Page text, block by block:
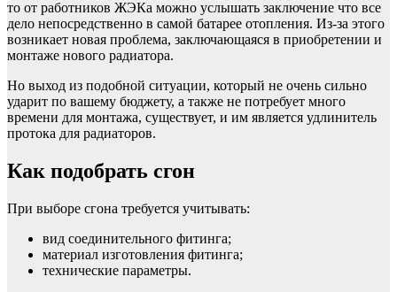
то от работников ЖЭКа можно услышать заключение что все
дело непосредственно в самой батарее отопления. Из-за этого
возникает новая проблема, заключающаяся в приобретении и
монтаже нового радиатора.
Но выход из подобной ситуации, который не очень сильно
ударит по вашему бюджету, а также не потребует много
времени для монтажа, существует, и им является удлинитель
протока для радиаторов.
Как подобрать сгон
При выборе сгона требуется учитывать:
вид соединительного фитинга;
материал изготовления фитинга;
технические параметры.